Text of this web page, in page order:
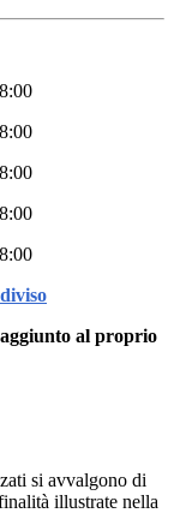
al proprio
si avvalgono di
illustrate nella